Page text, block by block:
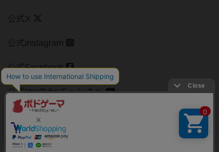
公式X
公式instagram
公式Facebook
公式YouTubeチャンネル